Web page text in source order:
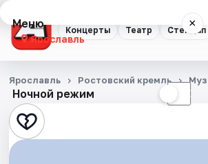
Концерты Театр Стендап
Меню ×
Ярославль
Концерты
Театр
Стендап
Ночной режим ☾
Ярославль Ростовский кремль